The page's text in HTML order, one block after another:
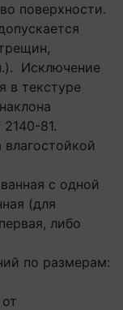
поверхности.
Исключение
в текстуре
81.
с одной
(для
либо
по размерам: